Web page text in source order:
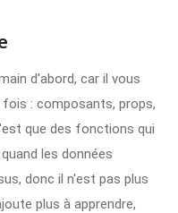
d'abord, car il vous
fois : composants, props,
que des fonctions qui
les données
donc il n'est pas plus
plus à apprendre,